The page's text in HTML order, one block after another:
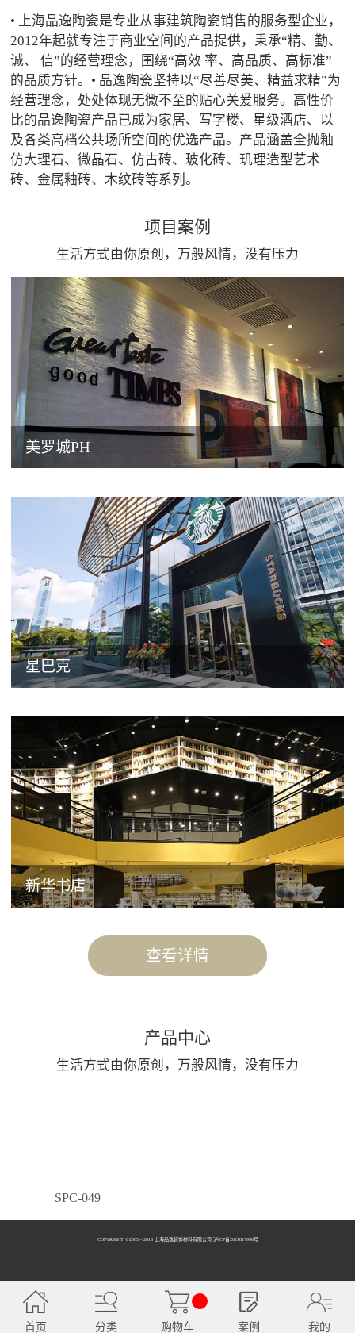
• 上海品逸陶瓷是专业从事建筑陶瓷销售的服务型企业，
2012年起就专注于商业空间的产品提供，秉承“精、勤、
诚、 信”的经营理念，围绕“高效 率、高品质、高标准”
的品质方针。• 品逸陶瓷坚持以“尽善尽美、精益求精”为
经营理念，处处体现无微不至的贴心关爱服务。高性价
比的品逸陶瓷产品已成为家居、写字楼、星级酒店、以
及各类高档公共场所空间的优选产品。产品涵盖全抛釉
仿大理石、微晶石、仿古砖、玻化砖、玑理造型艺术
砖、金属釉砖、木纹砖等系列。
项目案例
生活方式由你原创，万般风情，没有压力
美罗城PH
星巴克
新华书店
查看详情
产品中心
生活方式由你原创，万般风情，没有压力
SPC-049
SPC-050
COPYRIGHT ©2005 - 2013 上海品逸装饰材料有限公司 泸ICP备2021017990号
首页 分类 购物车 案例 我的